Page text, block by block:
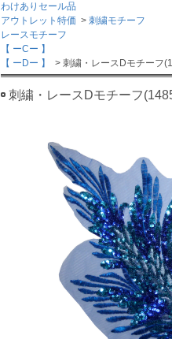
わけありセール品
アウトレット特価 > 刺繍モチーフ
レースモチーフ
【 ーCー 】
【 ーDー 】
> 刺繍・レースDモチーフ
刺繍・レースDモチーフ